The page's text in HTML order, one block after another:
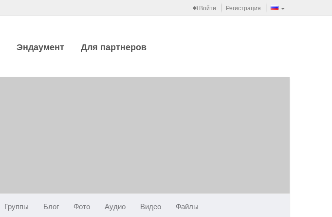
Войти Регистрация
Эндаумент Для партнеров
Группы Блог Фото Аудио Видео Файлы